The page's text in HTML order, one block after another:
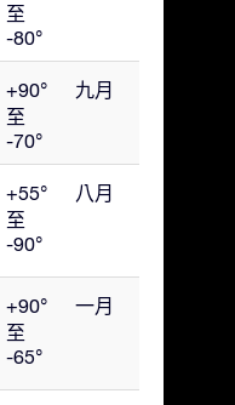
至
-80°
+90°
至
-70°
九月
+55°
至
-90°
八月
+90°
至
-65°
一月